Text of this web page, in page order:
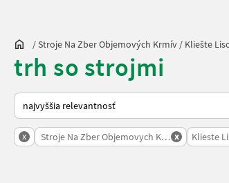
/Stroje Na Zber Objemových Krmív / Kliešte
trh so strojmi
Takto sa vykonáva triedenie na Landwirt.com
x Stroje Na Zber Objemovych Krmiv
x Klieste